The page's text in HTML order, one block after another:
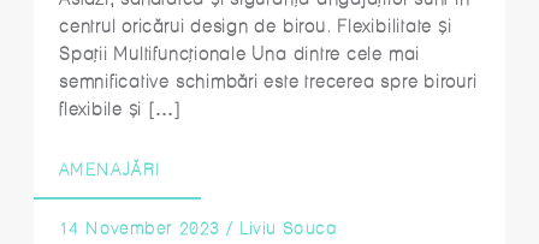
centrul oricărui design de birou. Flexibilitate și
Spații Multifuncționale Una dintre cele mai
semnificative schimbări este trecerea spre birouri
flexibile și […]
AMENAJĂRI
14 November 2023 / Liviu Souca